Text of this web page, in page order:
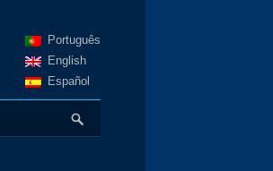
Português
English
Español